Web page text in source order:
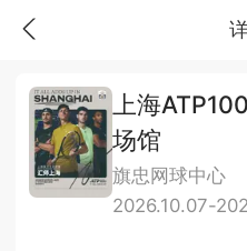
上海
场馆
旗忠网球中心
2026.10.07-